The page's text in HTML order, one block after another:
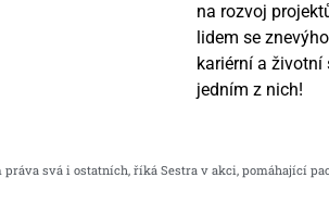
na rozvoj
lidem se
kariérní a životní
jedním z nich!
práva svá i ostatních, říká Sestra v akci, pomáhající